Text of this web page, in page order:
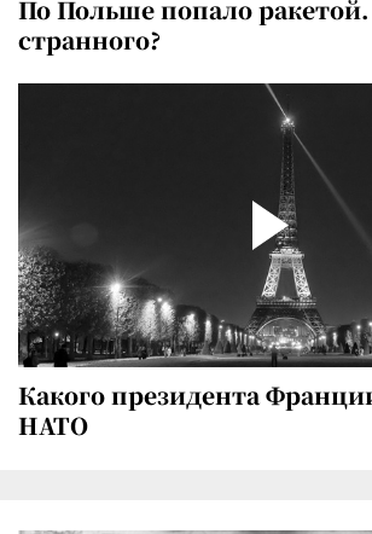
По Польше попало
странного?
Какого президента
НАТО